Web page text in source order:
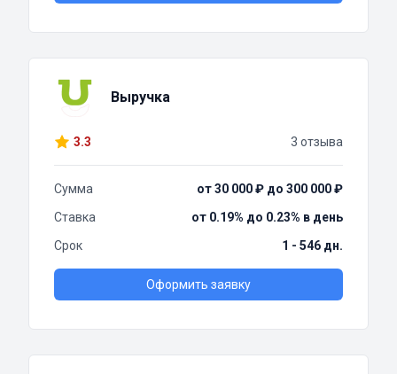
Выручка
3.3 3 отзыва
Сумма
от 30 000 ₽ до 300 000 ₽
Ставка
от 0.19% до 0.23% в день
Срок
1 - 546 дн.
Оформить заявку